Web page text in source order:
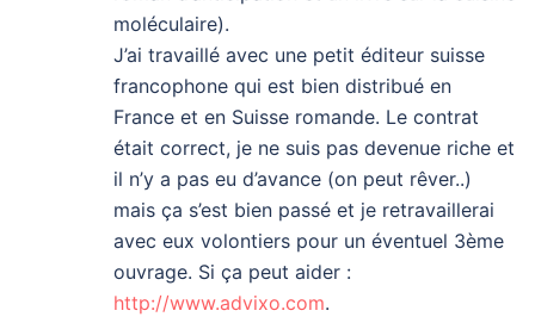
moléculaire).
J’ai travaillé avec une petit éditeur suisse
francophone qui est bien distribué en
France et en Suisse romande. Le contrat
était correct, je ne suis pas devenue riche et
il n’y a pas eu d’avance (on peut rêver..)
mais ça s’est bien passé et je retravaillerai
avec eux volontiers pour un éventuel 3ème
ouvrage. Si ça peut aider :
http://www.advixo.com.